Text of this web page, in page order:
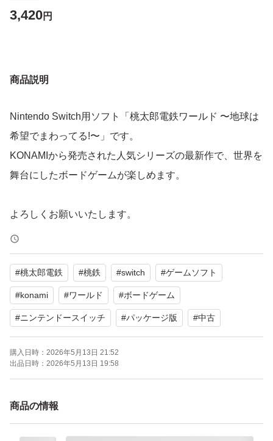
3,420円
商品説明
Nintendo Switch用ソフト「桃太郎電鉄ワールド 〜地球は
希望でまわってる!〜」です。
KONAMIから発売された人気シリーズの最新作で、世界を
舞台にしたボードゲームが楽しめます。
よろしくお願いいたします。
#桃太郎電鉄 #桃鉄 #switch #ゲームソフト
#konami #ワールド #ボードゲーム
#ニンテンドースイッチ #パッケージ版 #中古
購入日時： 2026年5月13日 21:52
出品日時： 2026年5月13日 19:58
商品の情報